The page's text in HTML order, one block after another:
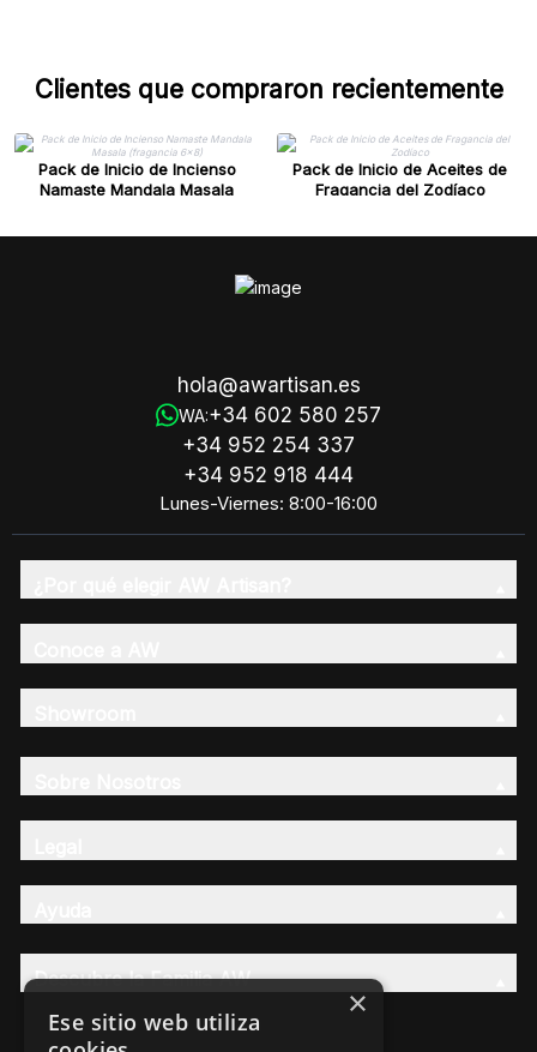
Clientes que compraron recientemente
Pack de Inicio de Incienso
Namaste Mandala Masala
Pack de Inicio de Aceites de
Fragancia del Zodíaco
hola@awartisan.es
WA:+34 602 580 257
+34 952 254 337
+34 952 918 444
Lunes-Viernes: 8:00-16:00
Descubre la Familia AW
×
Ese sitio web utiliza